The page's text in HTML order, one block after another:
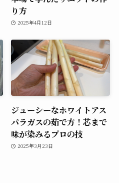
り方
2025年4月12日
ジューシーなホワイトアス
パラガスの茹で方！芯まで
味が染みるプロの技
2025年3月23日